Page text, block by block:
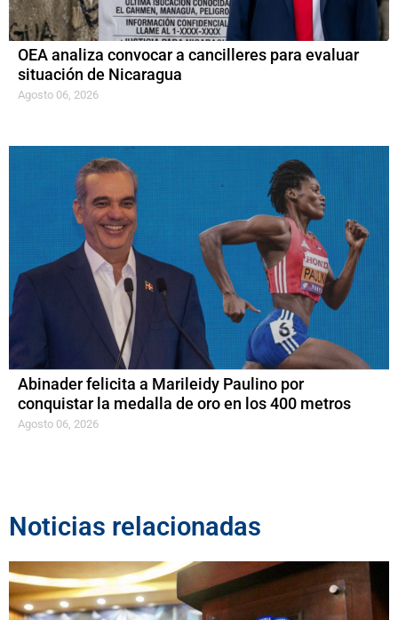
OEA analiza convocar a cancilleres para evaluar
situación de Nicaragua
Agosto 06, 2026
Abinader felicita a Marileidy Paulino por
conquistar la medalla de oro en los 400 metros
Agosto 06, 2026
Noticias relacionadas